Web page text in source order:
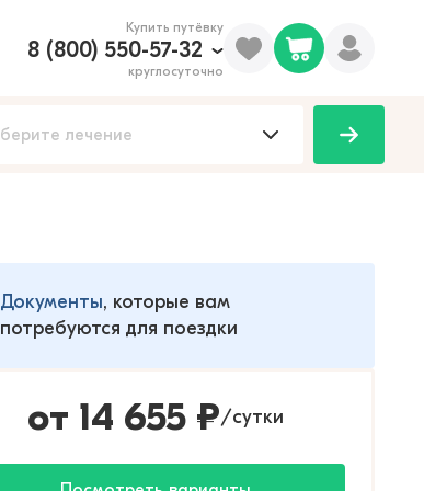
Купить путёвку
8 (800) 550-57-32
круглосуточно
Документы, которые вам
потребуются для поездки
от 14 655 ₽/сутки